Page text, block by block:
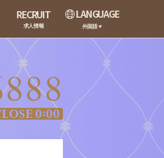
RECRUIT
求人情報
LANGUAGE
外国語▼